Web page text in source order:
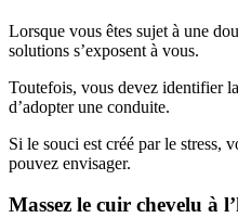
Lorsque vous êtes sujet à une
solutions s’exposent à vous.
Toutefois, vous devez identifier
d’adopter une conduite.
Si le souci est créé par le stress,
pouvez envisager.
Massez le cuir chevelu à